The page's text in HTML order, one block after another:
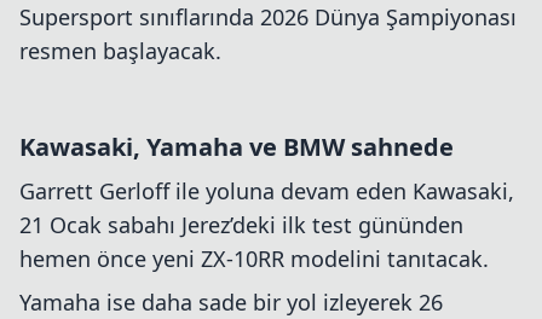
Supersport sınıflarında 2026 Dünya Şampiyonası
resmen başlayacak.
Kawasaki, Yamaha ve BMW sahnede
Garrett Gerloff ile yoluna devam eden Kawasaki,
21 Ocak sabahı Jerez’deki ilk test gününden
hemen önce yeni ZX-10RR modelini tanıtacak.
Yamaha ise daha sade bir yol izleyerek 26